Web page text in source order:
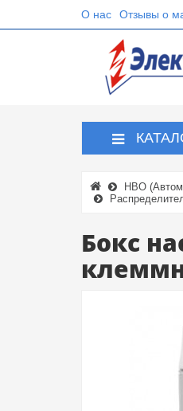
О нас Отзывы о
НВО
Бокс